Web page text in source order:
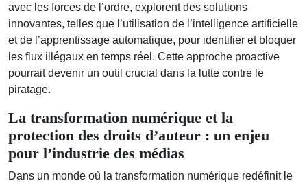
avec les forces de l’ordre, explorent des solutions
innovantes, telles que l’utilisation de l’intelligence artificielle
et de l’apprentissage automatique, pour identifier et bloquer
les flux illégaux en temps réel. Cette approche proactive
pourrait devenir un outil crucial dans la lutte contre le
piratage.
La transformation numérique et la
protection des droits d’auteur : un enjeu
pour l’industrie des médias
Dans un monde où la transformation numérique redéfinit le